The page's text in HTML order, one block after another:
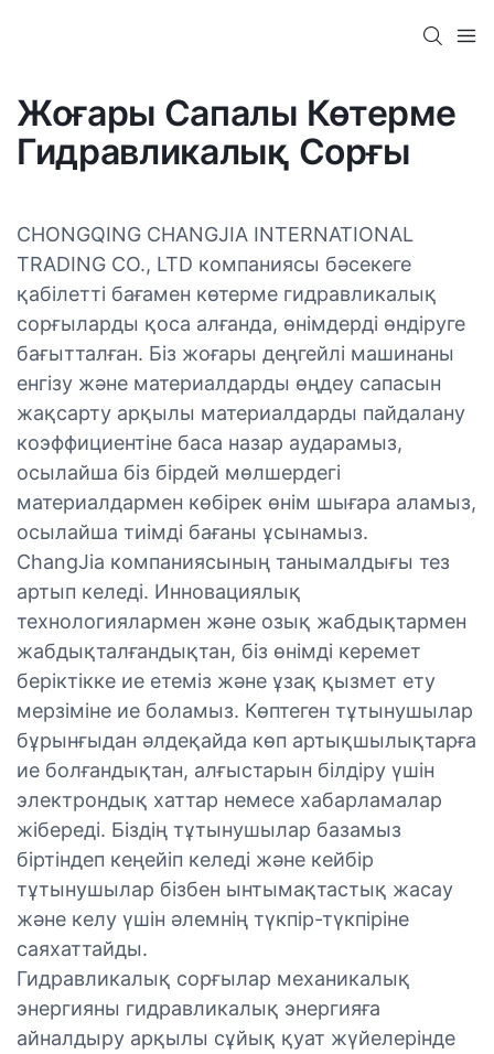
Жоғары Сапалы Көтерме
Гидравликалық Сорғы
CHONGQING CHANGJIA INTERNATIONAL
TRADING CO., LTD компаниясы бәсекеге
қабілетті бағамен көтерме гидравликалық
сорғыларды қоса алғанда, өнімдерді өндіруге
бағытталған. Біз жоғары деңгейлі машинаны
енгізу және материалдарды өңдеу сапасын
жақсарту арқылы материалдарды пайдалану
коэффициентіне баса назар аударамыз,
осылайша біз бірдей мөлшердегі
материалдармен көбірек өнім шығара аламыз,
осылайша тиімді бағаны ұсынамыз.
ChangJia компаниясының танымалдығы тез
артып келеді. Инновациялық
технологиялармен және озық жабдықтармен
жабдықталғандықтан, біз өнімді керемет
беріктікке ие етеміз және ұзақ қызмет ету
мерзіміне ие боламыз. Көптеген тұтынушылар
бұрынғыдан әлдеқайда көп артықшылықтарға
ие болғандықтан, алғыстарын білдіру үшін
электрондық хаттар немесе хабарламалар
жібереді. Біздің тұтынушылар базамыз
біртіндеп кеңейіп келеді және кейбір
тұтынушылар бізбен ынтымақтастық жасау
және келу үшін әлемнің түкпір-түкпіріне
саяхаттайды.
Гидравликалық сорғылар механикалық
энергияны гидравликалық энергияға
айналдыру арқылы сұйық қуат жүйелерінде